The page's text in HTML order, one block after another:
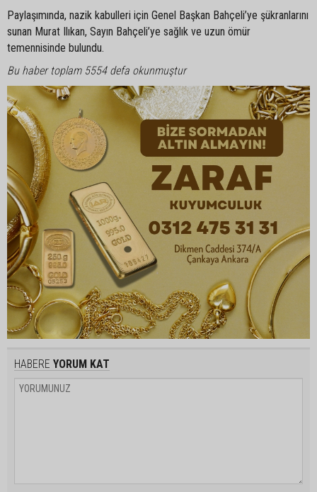
Paylaşımında, nazik kabulleri için Genel Başkan Bahçeli’ye şükranlarını
sunan Murat Ilıkan, Sayın Bahçeli’ye sağlık ve uzun ömür
temennisinde bulundu.
Bu haber toplam 5554 defa okunmuştur
HABERE YORUM KAT